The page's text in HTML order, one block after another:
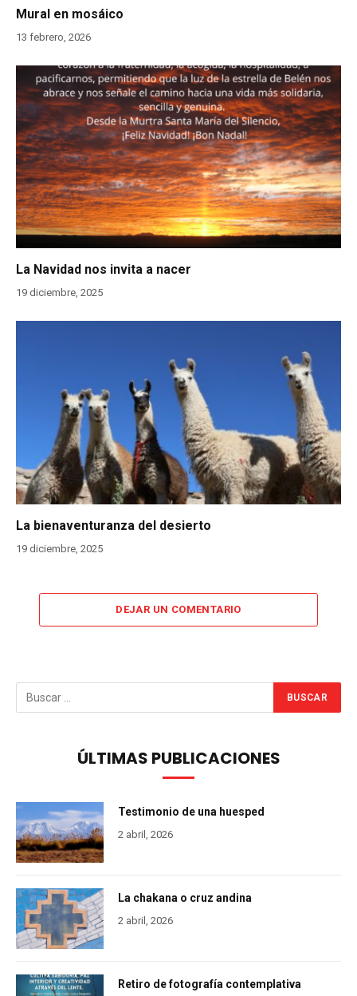
Mural en mosáico
13 febrero, 2026
La Navidad nos invita a nacer
19 diciembre, 2025
La bienaventuranza del desierto
19 diciembre, 2025
DEJAR UN COMENTARIO
ÚLTIMAS PUBLICACIONES
Testimonio de una huesped
2 abril, 2026
La chakana o cruz andina
2 abril, 2026
Retiro de fotografía contemplativa